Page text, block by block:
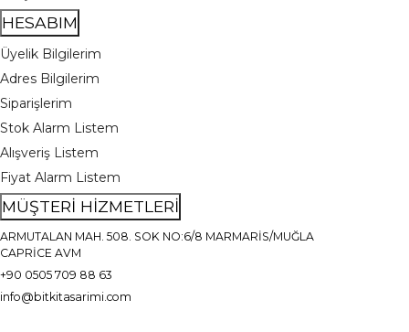
HESABIM
Üyelik Bilgilerim
Adres Bilgilerim
Siparişlerim
Stok Alarm Listem
Alışveriş Listem
Fiyat Alarm Listem
MÜŞTERİ HİZMETLERİ
ARMUTALAN MAH. 508. SOK NO:6/8 MARMARİS/MUĞLA
CAPRİCE AVM
+90 0505 709 88 63
info@bitkitasarimi.com